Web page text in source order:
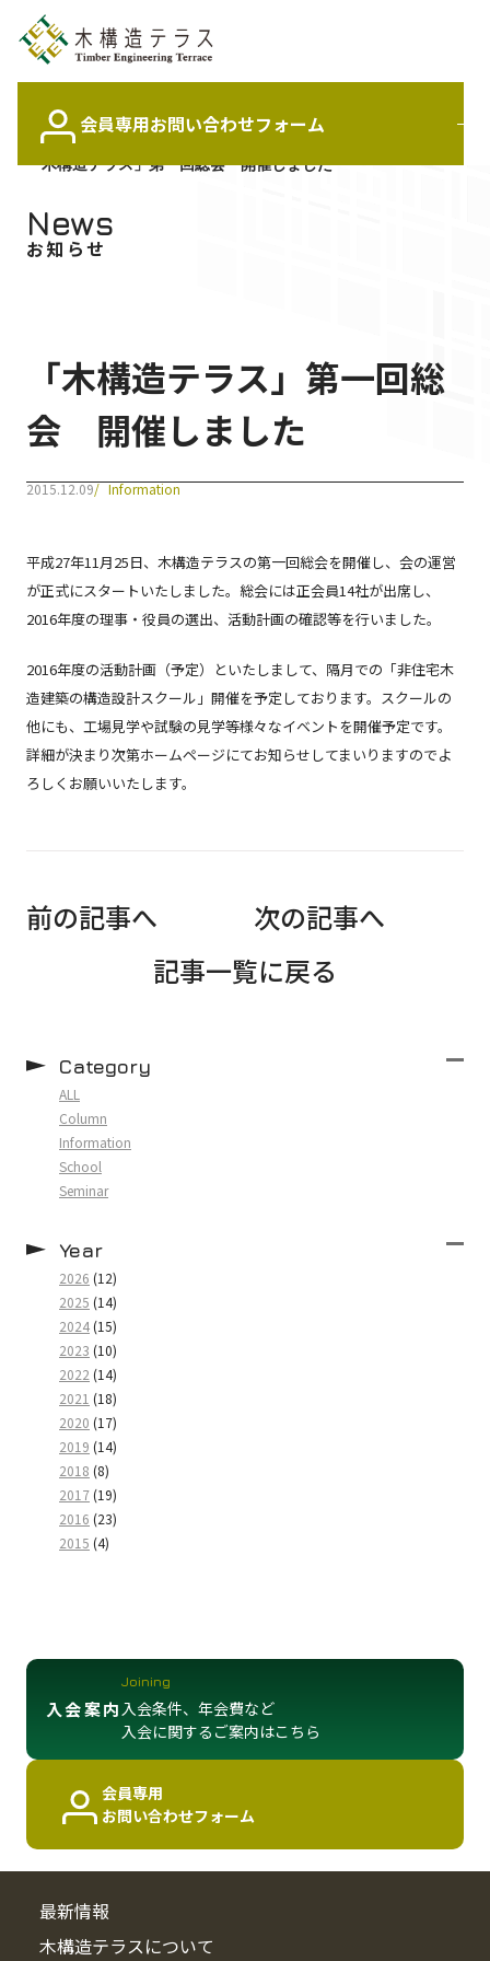
会員専用お問い合わせフォーム
最新情報
School
Member
会員一覧
Joining
入会案内
Contact
お問い合わせ
Log in
Log in
Top
「木構造テラス」第一回総会 開催しました
News
お知らせ
「木構造テラス」第一回総
会 開催しました
2015.12.09 Information
平成27年11月25日、木構造テラスの第一回総会を開催し、会の運営
が正式にスタートいたしました。総会には正会員14社が出席し、
2016年度の理事・役員の選出、活動計画の確認等を行いました。
2016年度の活動計画（予定）といたしまして、隔月での「非住宅木
造建築の構造設計スクール」開催を予定しております。スクールの
他にも、工場見学や試験の見学等様々なイベントを開催予定です。
詳細が決まり次第ホームページにてお知らせしてまいりますのでよ
ろしくお願いいたします。
前の記事へ
記事一覧に戻る
次の記事へ
Category
ALL
Column
Information
School
Seminar
Year
2026 (12)
2025 (14)
2024(15)
2023 (10)
2022 (14)
2021 (18)
2020 (17)
2019 (14)
2018 (8)
2017(19)
2016 (23)
2015 (4)
最新情報
木構造テラスについて
入会案内
Joining
入会条件、年会費など
入会に関するご案内はこちら
会員専用
お問い合わせフォーム